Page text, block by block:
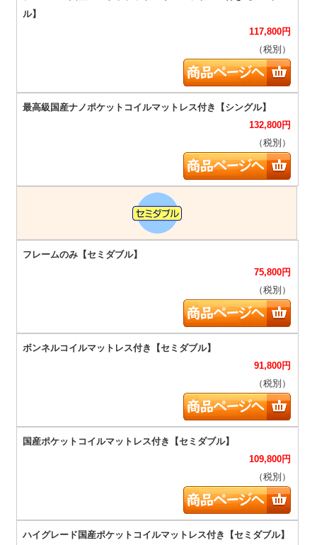
117,800円
（税別）
132,800円
（税別）
75,800円
（税別）
91,800円
（税別）
109,800円
（税別）